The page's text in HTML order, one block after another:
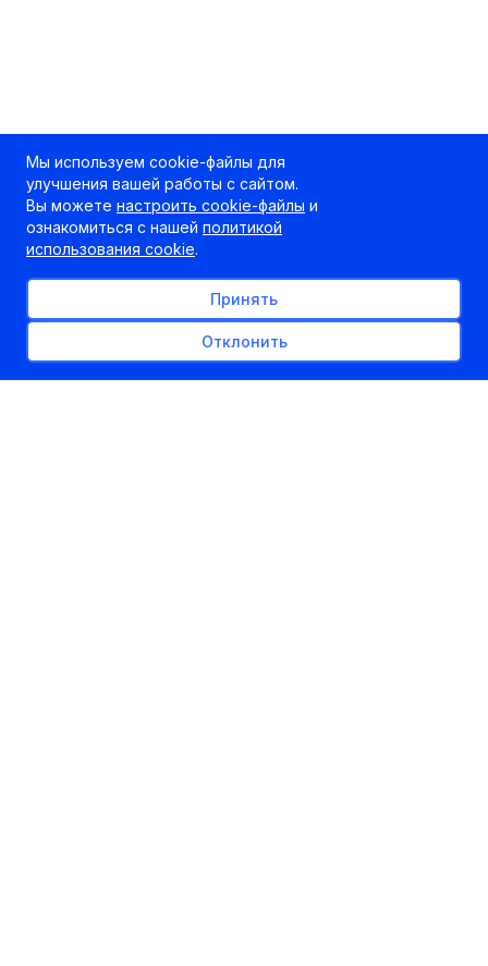
Мы используем cookie-файлы для
улучшения вашей работы с сайтом.
Вы можете настроить cookie-файлы и
ознакомиться с нашей политикой
использования cookie.
Принять
Отклонить